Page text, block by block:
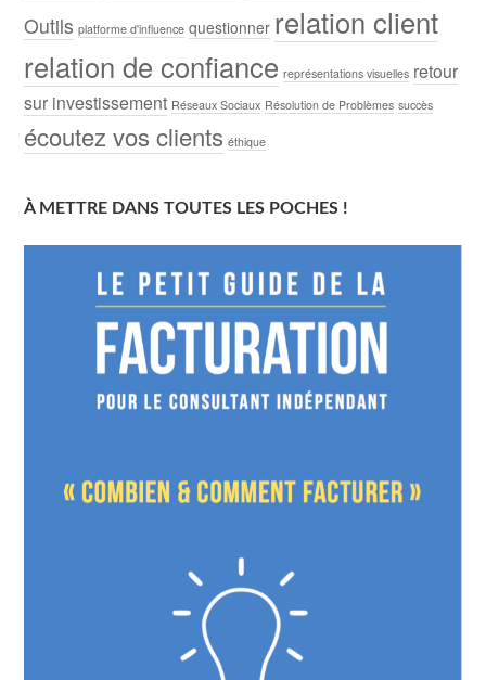
Outils platforme d'influence questionner relation client
relation de confiance représentations visuelles retour
sur investissement Réseaux Sociaux Résolution de Problèmes succès
écoutez vos clients éthique
À METTRE DANS TOUTES LES POCHES !